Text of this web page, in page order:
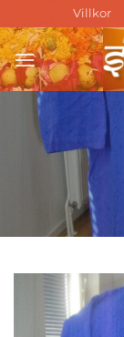
to
content
Villkor